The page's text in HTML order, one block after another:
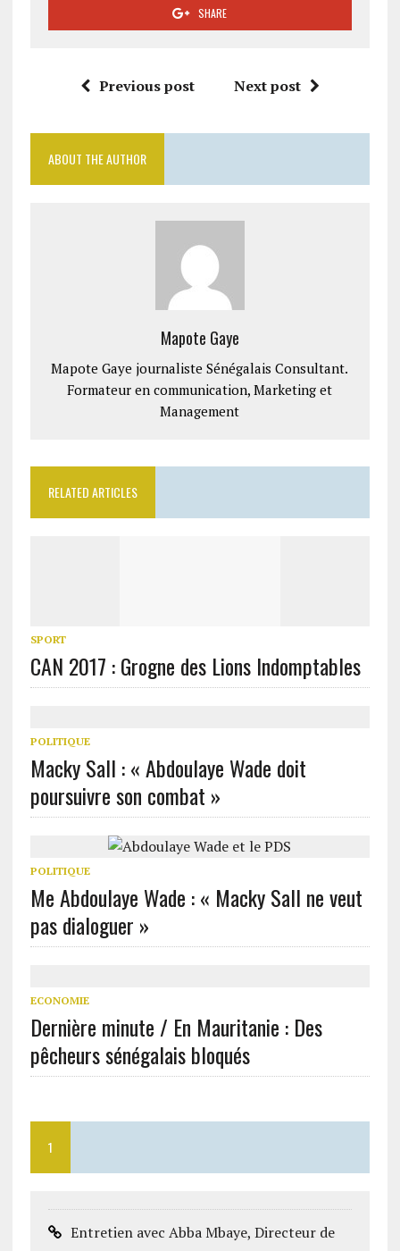
SHARE
Previous post Next post
ABOUT THE AUTHOR
Mapote Gaye
Mapote Gaye journaliste Sénégalais Consultant.
Formateur en communication, Marketing et
Management
RELATED ARTICLES
SPORT
CAN 2017 : Grogne des Lions Indomptables
POLITIQUE
Macky Sall : « Abdoulaye Wade doit
poursuivre son combat »
POLITIQUE
Me Abdoulaye Wade : « Macky Sall ne veut
pas dialoguer »
ECONOMIE
Dernière minute / En Mauritanie : Des
pêcheurs sénégalais bloqués
1
Entretien avec Abba Mbaye, Directeur de